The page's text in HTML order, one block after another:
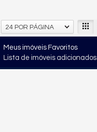
24 POR PÁGINA
Meus imóveis Favoritos
Lista de imóveis adicionados